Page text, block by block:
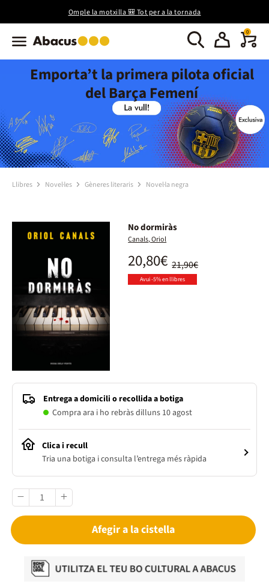
Omple la motxilla 🎒 Tot per a la tornada
0
Emporta’t la primera pilota oficial
del Barça Femení
Llibres Novel·les Gèneres literaris Novel·la negra
No dormiràs
Canals, Oriol
21,90€
20,80€
Avui -5% en llibres
Entrega a domicili o recollida a botiga
Compra ara i ho rebràs dilluns 10 agost
Clica i recull
Tria una botiga i consulta l’entrega més ràpida
Afegir a la cistella